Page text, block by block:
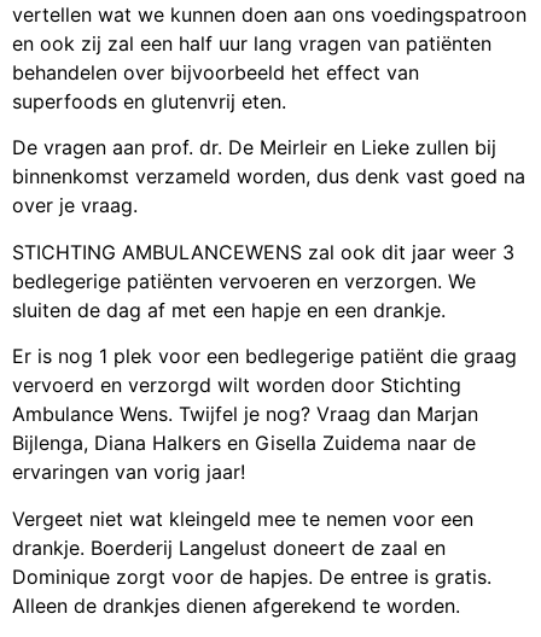
vertellen wat we kunnen doen aan ons voedingspatroon
en ook zij zal een half uur lang vragen van patiënten
behandelen over bijvoorbeeld het effect van
superfoods en glutenvrij eten.
De vragen aan prof. dr. De Meirleir en Lieke zullen bij
binnenkomst verzameld worden, dus denk vast goed na
over je vraag.
STICHTING AMBULANCEWENS zal ook dit jaar weer 3
bedlegerige patiënten vervoeren en verzorgen. We
sluiten de dag af met een hapje en een drankje.
Er is nog 1 plek voor een bedlegerige patiënt die graag
vervoerd en verzorgd wilt worden door Stichting
Ambulance Wens. Twijfel je nog? Vraag dan Marjan
Bijlenga, Diana Halkers en Gisella Zuidema naar de
ervaringen van vorig jaar!
Vergeet niet wat kleingeld mee te nemen voor een
drankje. Boerderij Langelust doneert de zaal en
Dominique zorgt voor de hapjes. De entree is gratis.
Alleen de drankjes dienen afgerekend te worden.